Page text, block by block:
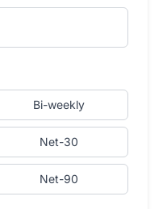
Bi-weekly
Net-30
Net-90